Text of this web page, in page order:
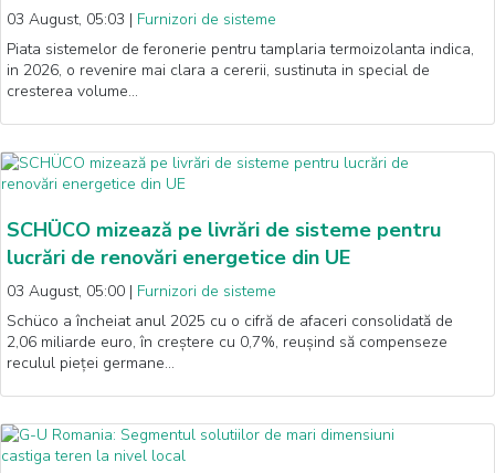
03 August, 05:03 | Furnizori de sisteme
Piata sistemelor de feronerie pentru tamplaria termoizolanta indica,
in 2026, o revenire mai clara a cererii, sustinuta in special de
cresterea volume…
SCHÜCO mizează pe livrări de sisteme pentru
lucrări de renovări energetice din UE
03 August, 05:00 | Furnizori de sisteme
Schüco a încheiat anul 2025 cu o cifră de afaceri consolidată de
2,06 miliarde euro, în creștere cu 0,7%, reușind să compenseze
reculul pieței germane…